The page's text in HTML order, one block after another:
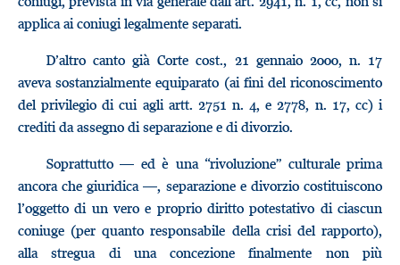
applica ai coniugi legalmente separati.
D’altro canto già Corte cost., 21 gennaio 2000, n. 17
aveva sostanzialmente equiparato (ai fini del riconoscimento
del privilegio di cui agli artt. 2751 n. 4, e 2778, n. 17, cc) i
crediti da assegno di separazione e di divorzio.
Soprattutto — ed è una “rivoluzione” culturale prima
ancora che giuridica —, separazione e divorzio costituiscono
l’oggetto di un vero e proprio diritto potestativo di ciascun
coniuge (per quanto responsabile della crisi del rapporto),
alla stregua di una concezione finalmente non più